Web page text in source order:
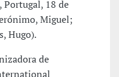
Portugal, 18 de
Miguel;
Hugo).
de